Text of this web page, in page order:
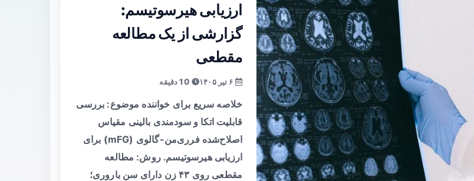
ارزیابی هیرسوتیسم:
گزارشی از یک مطالعه
مقطعی
خلاصه سریع برای خواننده موضوع: بررسی
قابلیت اتکا و سودمندی بالینی مقیاس
اصلاح‌شده فرری‌من-گالوی (mFG) برای
ارزیابی هیرسوتیسم. روش: مطالعه
مقطعی روی ۴۳ زن دارای سن باروری؛